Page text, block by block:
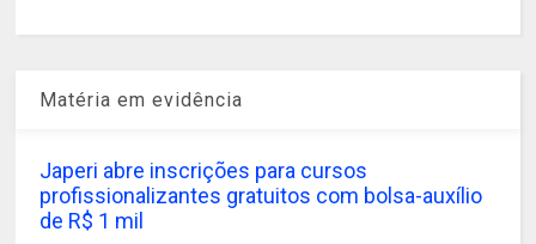
Matéria em evidência
Japeri abre inscrições para cursos
profissionalizantes gratuitos com bolsa-auxílio
de R$ 1 mil